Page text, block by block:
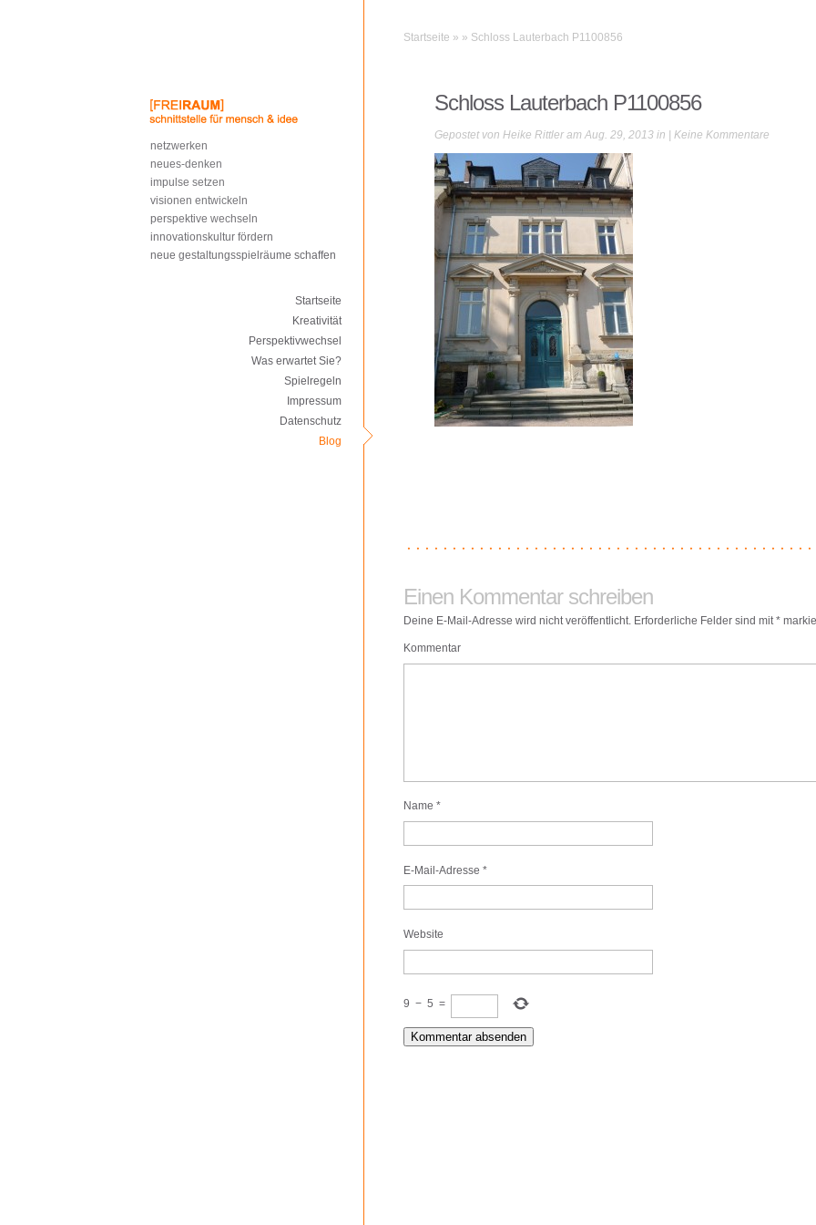
netzwerken
neues-denken
impulse setzen
visionen entwickeln
perspektive wechseln
innovationskultur fördern
neue gestaltungsspielräume schaffen
Startseite
Kreativität
Perspektivwechsel
Was erwartet Sie?
Spielregeln
Impressum
Datenschutz
Blog
Startseite » » Schloss Lauterbach P1100856
Schloss Lauterbach P1100856
Gepostet vonHeike Rittler am Aug. 29, 2013 in |Keine Kommentare
Einen Kommentar schreiben
Deine E-Mail-Adresse wird nicht veröffentlicht. Erforderliche Felder sind mit*
Kommentar
Name*
E-Mail-Adresse*
Website
9 − 5 =